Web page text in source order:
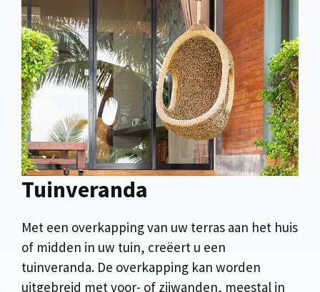
Tuinveranda
Met een overkapping van uw terras aan het huis
of midden in uw tuin, creëert u een
tuinveranda. De overkapping kan worden
uitgebreid met voor- of zijwanden, meestal in